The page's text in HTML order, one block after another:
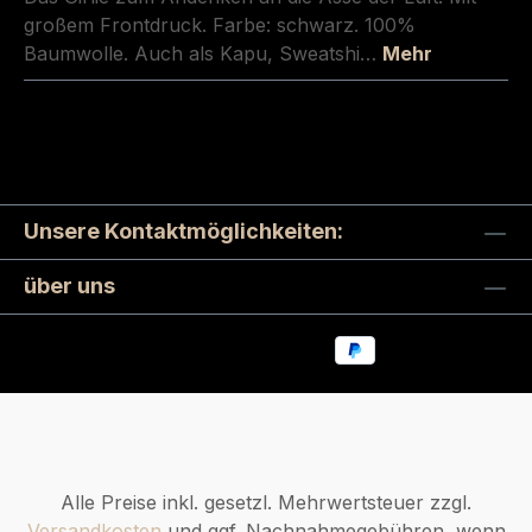
großem Frontdruck. Farbe: schwarz. 100%
Baumwolle. Auch als Kapu, Sweatshi… Mehr
Unsere Kontaktmöglichkeiten:
über uns
Alle Preise inkl. gesetzl. Mehrwertsteuer zzgl.